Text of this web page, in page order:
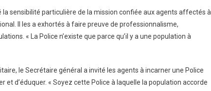
sensibilité particulière de la mission confiée aux agents affectés à
Il les a exhortés à faire preuve de professionnalisme,
« La Police n’existe que parce qu’il y a une population à
le Secrétaire général a invité les agents à incarner une Police
et d’éduquer. « Soyez cette Police à laquelle la population accorde